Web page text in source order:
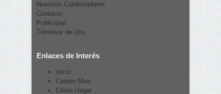
Nuestros Colaboradores
Contacto
Publicidad
Términos de Uso
Enlaces de Interés
Inicio
Cantón Mira
Cómo Llegar